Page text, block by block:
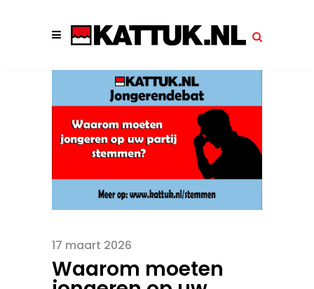
17 maart 2026
Waarom moeten